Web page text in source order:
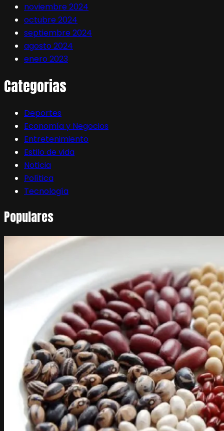
noviembre 2024
octubre 2024
septiembre 2024
agosto 2024
enero 2023
Categorias
Deportes
Economía y Negocios
Entretenimiento
Estilo de vida
Noticia
Política
Tecnología
Populares